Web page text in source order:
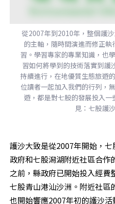
從2007年到2010年，整個護
的主軸，隨時間演進而修正
習。學習專家的專業知識，也
習如何將學到的技術落實到
持續進行，在地優質生態旅遊
位讀者一起加入我們的行列，
遊，都是對七股的發展投入
見：七股護
護沙大致是從2007年開始，
政府和七股潟湖附近社區合作
之前，縣政府已開始投入經費
七股青山港汕沙洲。附近社區
也開始響應2007年初的護沙